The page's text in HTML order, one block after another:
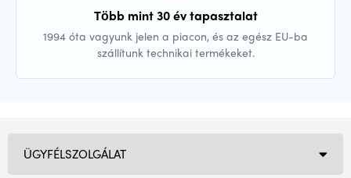
Több mint 30 év tapasztalat
1994 óta vagyunk jelen a piacon, és az egész EU-ba
szállítunk technikai termékeket.
ÜGYFÉLSZOLGÁLAT